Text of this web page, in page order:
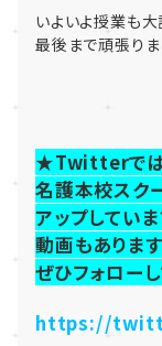
いよいよ授業も大
最後まで頑張りま
★Twitterでは
名護本校スク
アップしていま
動画もあります
ぜひフォロー
https://